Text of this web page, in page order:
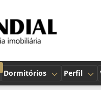
Dormitórios Perfil